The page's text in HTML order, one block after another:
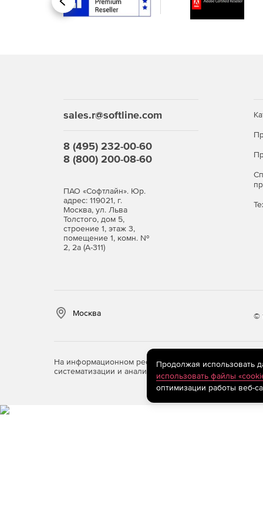
Администрирование работы системы
Экспорт данных в текстовый формат.
Разграничение и контроль доступа к
Использование системного журнала –
заранее определенные виды действий)
Коррекция информации в пакетном режиме
Динамическое преобразование данных,
Назад
sales.r@softline.com
8 (495) 232-00-60
8 (800) 200-08-60
ПАО «Софтлайн». Юр.
адрес: 119021, г.
Москва, ул. Льва
Толстого, дом 5,
строение 1, этаж 3,
помещение 1, комн. №
2, 2а (А-311)
Москва ©
На информационном ресурсе store.softline.ru
систематизации и анализа сведений, относящихся
Продолжая использовать
использовать файлы
оптимизации работы веб-